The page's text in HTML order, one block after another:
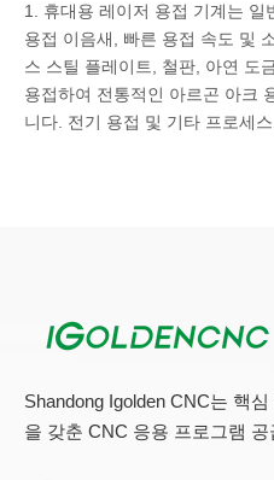
1. 휴대용 레이저 용접 기계는 일
용접 이음새, 빠른 용접 속도 및
스 스틸 플레이트, 철판, 아연 도
용접하여 전통적인 아르곤 아크
니다. 전기 용접 및 기타 프로세스.
이저 용접기는 1 년에 적어도 2
다. 이는 후속 연삭 공정을 줄이
있습니다.
Shandong Igolden CNC는 핵
을 갖춘 CNC 응용 프로그램